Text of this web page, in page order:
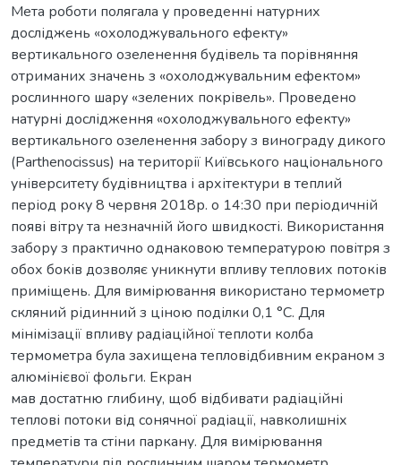
Мета роботи полягала у проведенні натурних
досліджень «охолоджувального ефекту»
вертикального озеленення будівель та порівняння
отриманих значень з «охолоджувальним ефектом»
рослинного шару «зелених покрівель». Проведено
натурні дослідження «охолоджувального ефекту»
вертикального озеленення забору з винограду дикого
(Parthenocissus) на території Київського національного
університету будівництва і архітектури в теплий
період року 8 червня 2018р. о 14:30 при періодичній
появі вітру та незначній його швидкості. Використання
забору з практично однаковою температурою повітря з
обох боків дозволяє уникнути впливу теплових потоків
приміщень. Для вимірювання використано термометр
скляний рідинний з ціною поділки 0,1 °C. Для
мінімізації впливу радіаційної теплоти колба
термометра була захищена тепловідбивним екраном з
алюмінієвої фольги. Екран
мав достатню глибину, щоб відбивати радіаційні
теплові потоки від сонячної радіації, навколишніх
предметів та стіни паркану. Для вимірювання